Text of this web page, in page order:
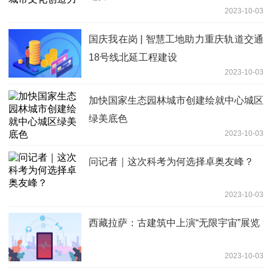
2023-10-03
国庆我在岗 | 智慧工地助力重庆轨道交通
18号线北延工程建设
2023-10-03
加快国家生态园林城市创建绘就中心城区
绿美底色
2023-10-03
问记者｜这次科考为何选择卓奥友峰？
2023-10-03
西藏拉萨：古建筑中上演“无限宇宙”展览
2023-10-03